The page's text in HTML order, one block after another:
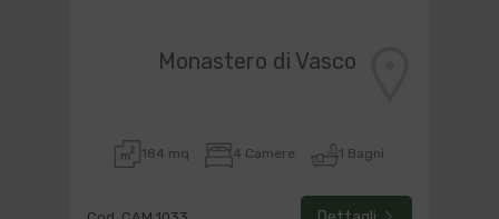
Monastero di Vasco
184 mq 4 Camere 1 Bagni